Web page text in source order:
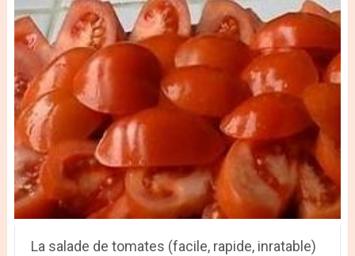
La salade de tomates (facile, rapide, inratable)